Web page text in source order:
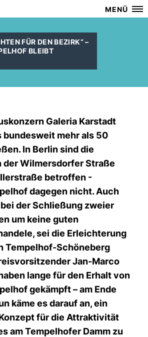
MENÜ
FÜR DEN BEZIRK“ –
BLEIBT
Galeria Karstadt
bundesweit mehr als 50
In Berlin sind die
der Wilmersdorfer Straße
betroffen -
dagegen nicht. Auch
der Schließung zweier
um keine guten
sei die Erleichterung
Tempelhof-Schöneberg
Jan-Marco
lange für den Erhalt von
gekämpft – am Ende
käme es darauf an, ein
für die Attraktivität
am Tempelhofer Damm zu